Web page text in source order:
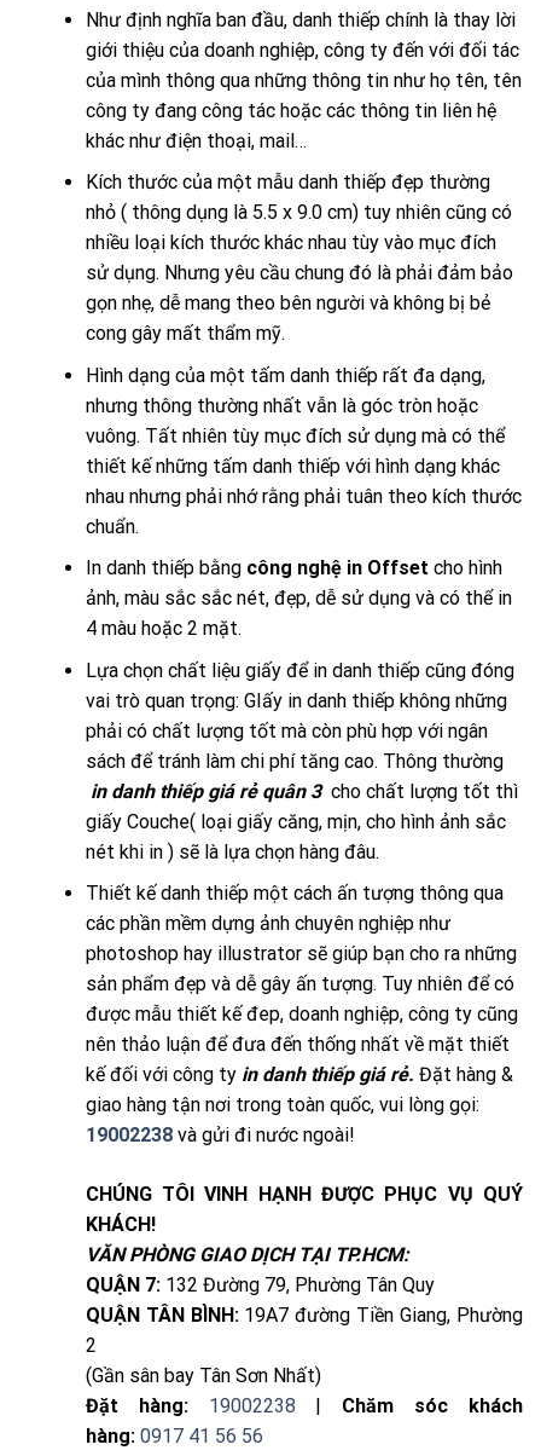
Như định nghĩa ban đầu, danh thiếp chính là thay lời
giới thiệu của doanh nghiệp, công ty đến với đối tác
của mình thông qua những thông tin như họ tên, tên
công ty đang công tác hoặc các thông tin liên hệ
khác như điện thoại, mail…
Kích thước của một mẫu danh thiếp đẹp thường
nhỏ ( thông dụng là 5.5 x 9.0 cm) tuy nhiên cũng có
nhiều loại kích thước khác nhau tùy vào mục đích
sử dụng. Nhưng yêu cầu chung đó là phải đảm bảo
gọn nhẹ, dễ mang theo bên người và không bị bẻ
cong gây mất thẩm mỹ.
Hình dạng của một tấm danh thiếp rất đa dạng,
nhưng thông thường nhất vẫn là góc tròn hoặc
vuông. Tất nhiên tùy mục đích sử dụng mà có thể
thiết kế những tấm danh thiếp với hình dạng khác
nhau nhưng phải nhớ rằng phải tuân theo kích thước
chuẩn.
In danh thiếp bằng công nghệ in Offset cho hình
ảnh, màu sắc sắc nét, đẹp, dễ sử dụng và có thể in
4 màu hoặc 2 mặt.
Lựa chọn chất liệu giấy để in danh thiếp cũng đóng
vai trò quan trọng: GIấy in danh thiếp không những
phải có chất lượng tốt mà còn phù hợp với ngân
sách để tránh làm chi phí tăng cao. Thông thường
in danh thiếp giá rẻ quân 3 cho chất lượng tốt thì
giấy Couche( loại giấy căng, mịn, cho hình ảnh sắc
nét khi in ) sẽ là lựa chọn hàng đâu.
Thiết kế danh thiếp một cách ấn tượng thông qua
các phần mềm dựng ảnh chuyên nghiệp như
photoshop hay illustrator sẽ giúp bạn cho ra những
sản phẩm đẹp và dễ gây ấn tượng. Tuy nhiên để có
được mẫu thiết kế đep, doanh nghiệp, công ty cũng
nên thảo luận để đưa đến thống nhất về mặt thiết
kế đối với công ty in danh thiếp giá rẻ. Đặt hàng &
giao hàng tận nơi trong toàn quốc, vui lòng gọi:
19002238và gửi đi nước ngoài!
CHÚNG TÔI VINH HẠNH ĐƯỢC PHỤC VỤ QUÝ
KHÁCH!
VĂN PHÒNG GIAO DỊCH TẠI TP.HCM:
QUẬN 7:132 Đường 79, Phường Tân Quy
QUẬN TÂN BÌNH:19A7 đường Tiền Giang, Phường
2
(Gần sân bay Tân Sơn Nhất)
Đặt hàng:
19002238
Chăm sóc khách
hàng: 0917 41 56 56